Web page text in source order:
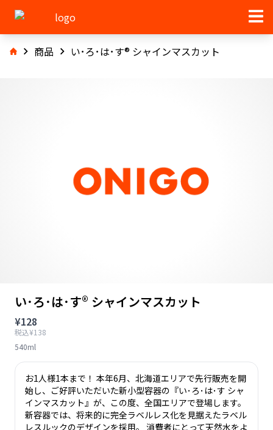
商品 い･ろ･は･す® シャインマスカット
い･ろ･は･す® シャインマスカット
¥128
税込¥138
540ml
お1人様1本まで！ 本年6月、北海道エリアで先行販売を開
始し、ご好評いただいた新小型容器の『い･ろ･は･す シャ
インマスカット』が、この度、全国エリアで登場します。
新容器では、将来的に完全ラベルレス化を見据えたラベル
レスルックのデザインを採用。 消費者にとって天然水をよ